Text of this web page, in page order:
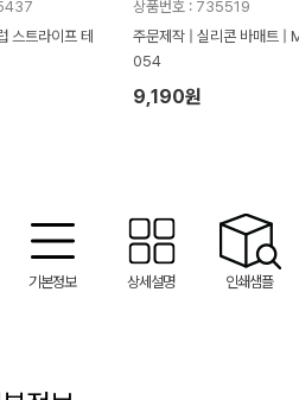
스트라이프 테
상품번호 : 735519
주문제작 | 실리콘 바매트 |
054
9,190원
기본정보 상세설명 인쇄샘플